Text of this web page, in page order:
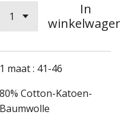
In
1 maat : 41-46
80% Cotton-Katoen-
Baumwolle